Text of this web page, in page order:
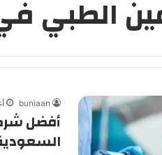
الطبي
buniaan
أفضل